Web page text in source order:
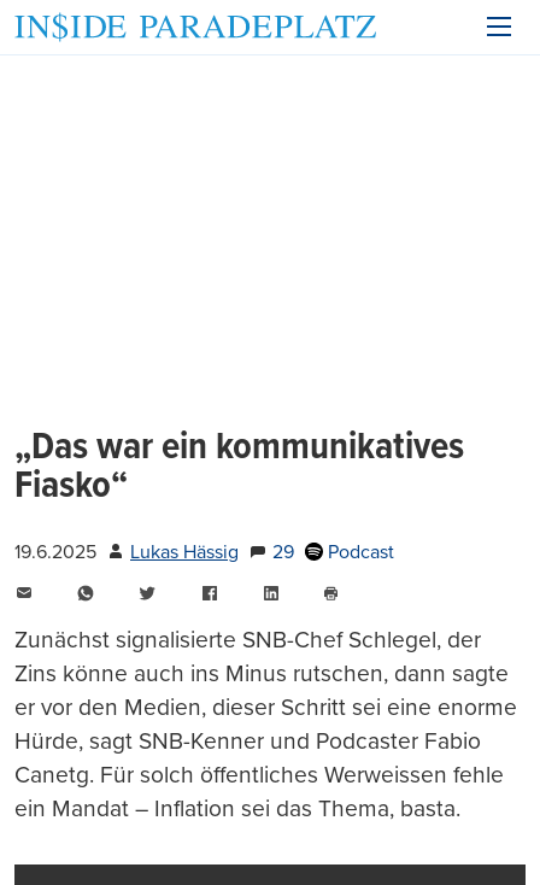
„Das war ein kommunikatives
Fiasko“
19.6.2025 Lukas Hässig 29
Podcast
WhatsAppTwitter FacebookLinkedIn
drucken
Zunächst signalisierte SNB-Chef Schlegel, der
Zins könne auch ins Minus rutschen, dann sagte
er vor den Medien, dieser Schritt sei eine enorme
Hürde, sagt SNB-Kenner und Podcaster Fabio
Canetg. Für solch öffentliches Werweissen fehle
ein Mandat – Inflation sei das Thema, basta.